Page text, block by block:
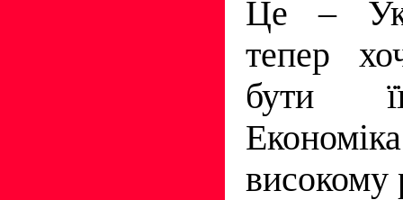
Це –
тепер
бути
високому